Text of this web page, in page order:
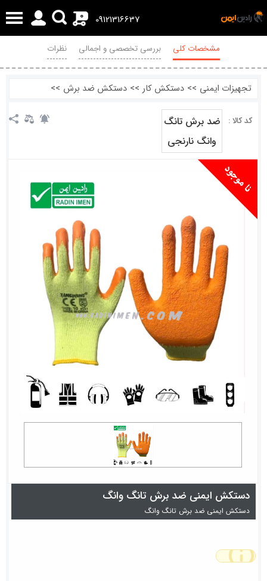
09121316637
0
مشخصات کلی بررسی تخصصی و اجمالی نظرات
تجهیزات ایمنی >> دستکش کار >> دستکش ضد برش >>
کد کالا :
ضد برش تانگ
وانگ نارنجی
دستکش ایمنی ضد برش تانگ وانگ
دستکش ایمنی ضد برش تانگ وانگ